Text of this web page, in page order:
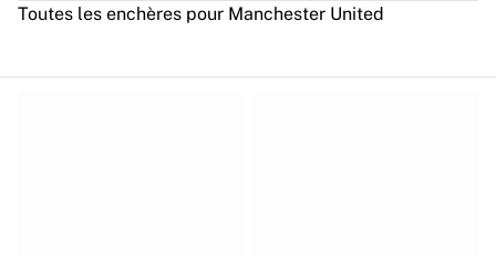
Toutes les enchères pour Manchester United